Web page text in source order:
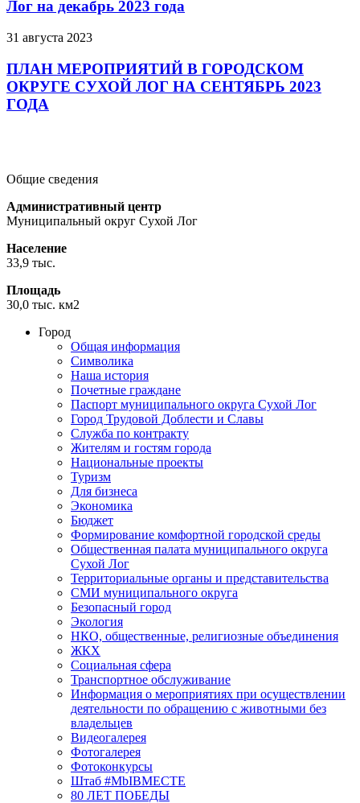
Лог на декабрь 2023 года
31 августа 2023
ПЛАН МЕРОПРИЯТИЙ В ГОРОДСКОМ
ОКРУГЕ СУХОЙ ЛОГ НА СЕНТЯБРЬ 2023
ГОДА
Общие сведения
Административный центр
Муниципальный округ Сухой Лог
Население
33,9 тыс.
Площадь
30,0 тыс. км2
Город
Общая информация
Символика
Наша история
Почетные граждане
Паспорт муниципального округа Сухой Лог
Город Трудовой Доблести и Славы
Служба по контракту
Жителям и гостям города
Национальные проекты
Туризм
Для бизнеса
Экономика
Бюджет
Формирование комфортной городской среды
Общественная палата муниципального округа
Сухой Лог
Территориальные органы и представительства
СМИ муниципального округа
Безопасный город
Экология
НКО, общественные, религиозные объединения
ЖКХ
Социальная сфера
Транспортное обслуживание
Информация о мероприятиях при осуществлении
деятельности по обращению с животными без
владельцев
Видеогалерея
Фотогалерея
Фотоконкурсы
Штаб #MbIBMECTE
80 ЛЕТ ПОБЕДЫ